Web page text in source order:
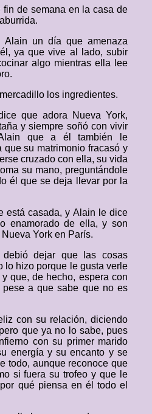
fin de semana en la casa de
Alain un día que amenaza
él, ya que vive al lado, subir
algo mientras ella lee
los ingredientes.
que adora Nueva York,
y siempre soñó con vivir
que a él también le
que su matrimonio fracasó y
cruzado con ella, su vida
su mano, preguntándole
él que se deja llevar por la
está casada, y Alain le dice
enamorado de ella, y son
York en París.
dejar que las cosas
lo hizo porque le gusta verle
que, de hecho, espera con
pese a que sabe que no es
con su relación, diciendo
que ya no lo sabe, pues
con su primer marido
energía y su encanto y se
todo, aunque reconoce que
si fuera su trofeo y que le
qué piensa en él todo el